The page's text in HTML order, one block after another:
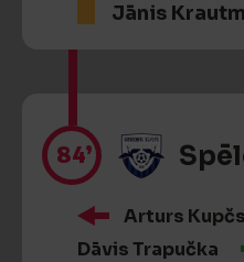
Jānis
84’
Arturs Kupčs
Dāvis Trapučka